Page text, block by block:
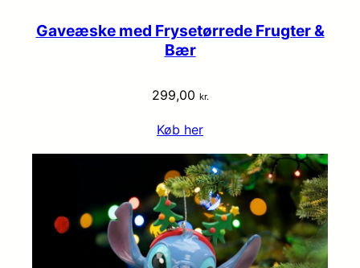
Gaveæske med Frysetørrede Frugter &
Bær
299,00 kr.
Køb her